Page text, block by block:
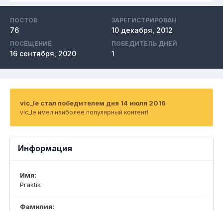
ПОСТОВ
76
ЗАРЕГИСТРИРОВАН
10 декабря, 2012
ПОСЕЩЕНИЕ
16 сентября, 2020
ПОБЕДИТЕЛЬ ДНЕЙ
1
vic_le стал победителем дня 14 июля 2016
vic_le имел наиболее популярный контент!
Информация
Имя:
Praktik
Фамилия: